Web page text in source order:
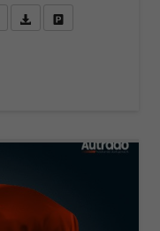
anfragen
Wir rufen Sie anFahrzeugexposé (PDF)
Fahrzeug parken